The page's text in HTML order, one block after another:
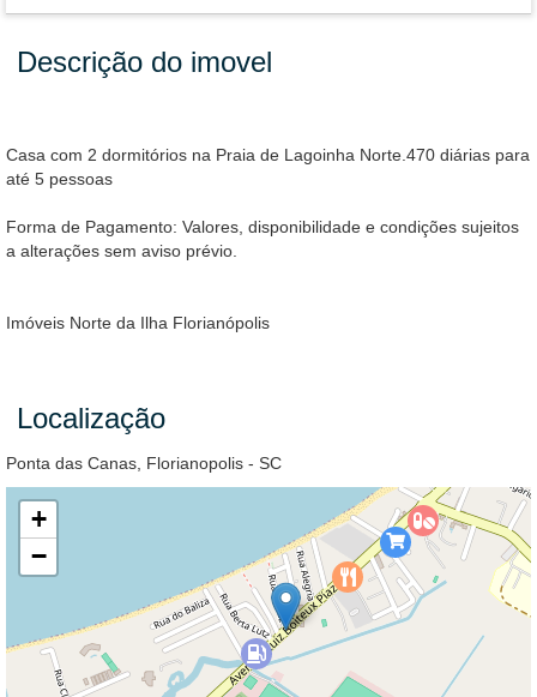
Descrição do imovel
Casa com 2 dormitórios na Praia de Lagoinha Norte.470 diárias para
até 5 pessoas
Forma de Pagamento: Valores, disponibilidade e condições sujeitos
a alterações sem aviso prévio.
Imóveis Norte da Ilha Florianópolis
Localização
Ponta das Canas, Florianopolis - SC
+
−